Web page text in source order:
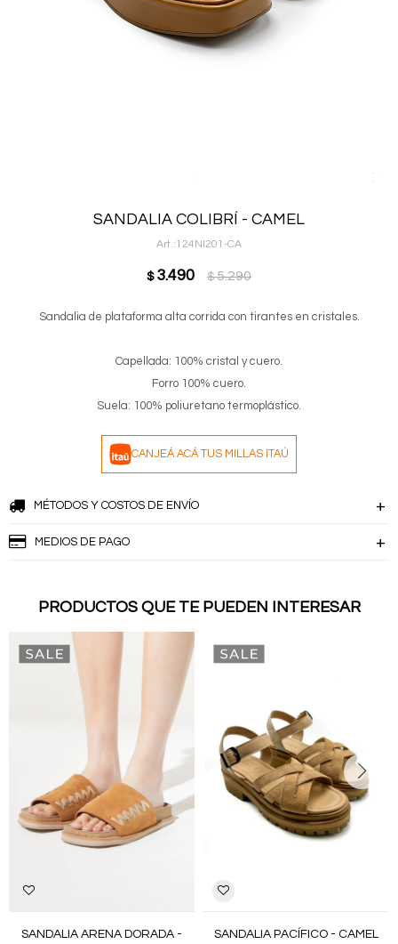
SANDALIA COLIBRÍ - CAMEL
124NI201-CA
$ 3.490 $ 5.290
Sandalia de plataforma alta corrida con tirantes en cristales.
Capellada: 100% cristal y cuero.
Forro 100% cuero.
Suela: 100% poliuretano termoplástico.
CANJEÁ ACÁ TUS MILLAS ITAÚ
MÉTODOS Y COSTOS DE ENVÍO
MEDIOS DE PAGO
PRODUCTOS QUE TE PUEDEN INTERESAR
SANDALIA ARENA DORADA -
SANDALIA PACÍFICO - CAMEL